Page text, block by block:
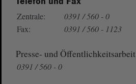
Zentrale:
0391 / 560 - 0
Fax:
0391 / 560 - 1123
Presse- und Öffentlichkeitsarbeit
0391 / 560 - 0